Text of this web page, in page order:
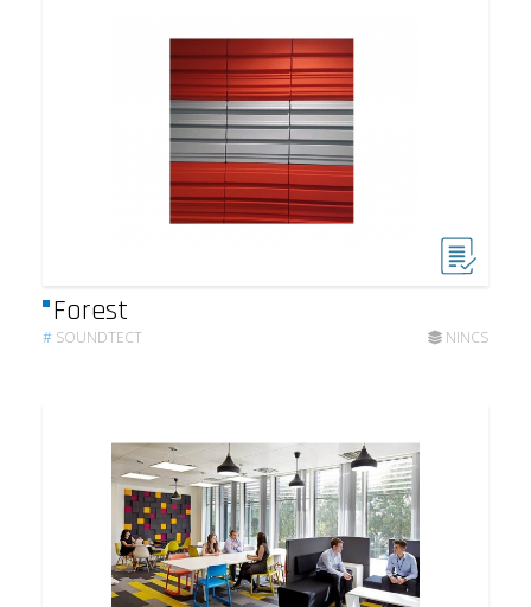
Forest
# SOUNDTECT NINCS